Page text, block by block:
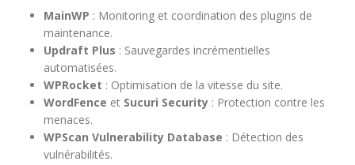
MainWP : Monitoring et coordination des plugins de
maintenance.
Updraft Plus : Sauvegardes incrémentielles
automatisées.
WPRocket : Optimisation de la vitesse du site.
WordFence et Sucuri Security : Protection contre les
menaces.
WPScan Vulnerability Database : Détection des
vulnérabilités.